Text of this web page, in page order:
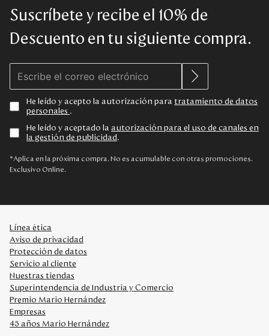
Suscríbete y recibe el 10% de
Descuento en tu siguiente compra.
He leído y acepto la autorización para tratamiento de datos
personales .
He leído y aceptado la autorización para el uso de canales en
la gestión de publicidad .
*Aplica en la próxima compra. No es acumulable con otras promociones.
Exclusivo Online.
Línea ética
Aviso de privacidad
Protección de datos
Servicio al cliente
Nuestras tiendas
Superintendencia de Industria y Comercio
Premio Mario Hernández
Empresas
45 años Mario Hernández